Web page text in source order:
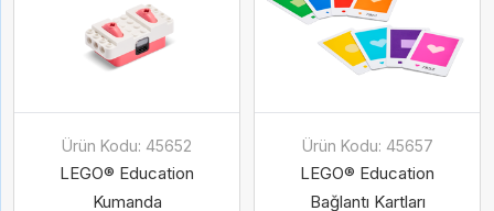
Ürün Kodu: 45652
LEGO­® Education
Kumanda
Ürün Kodu: 45657
LEGO® Education
Bağlantı Kartları